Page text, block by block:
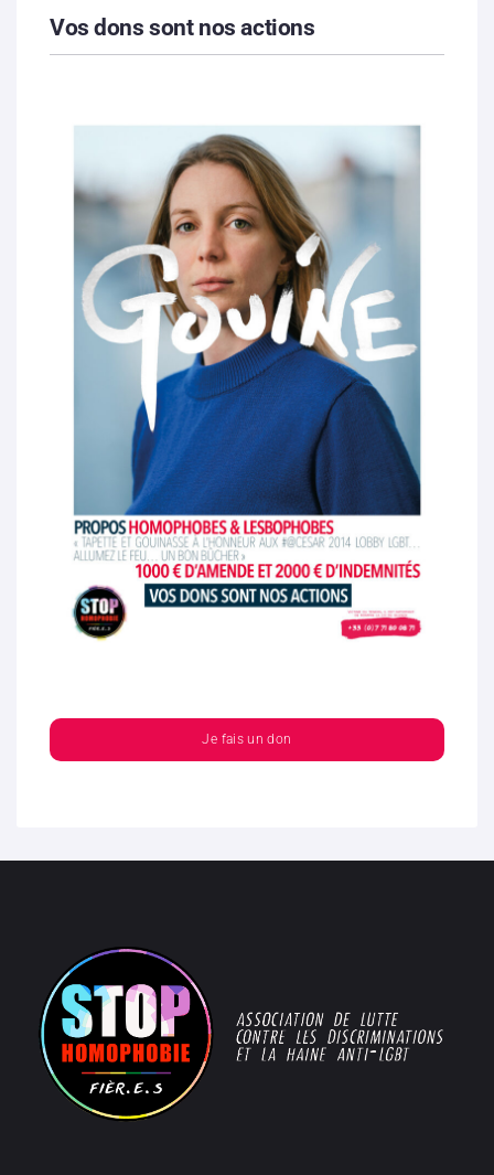
Vos dons sont nos actions
Je fais un don